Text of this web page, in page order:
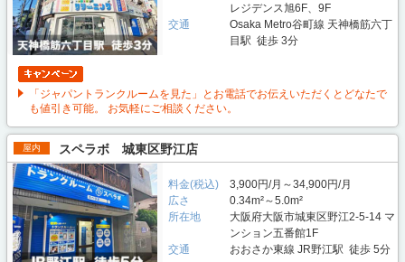
レジデンス旭6F、9F
交通
Osaka Metro谷町線 天神橋筋六丁
目駅 徒歩 3分
「ジャパントランクルームを見た」とお電話でお伝えいただくとどなたで
も値引き可能。 お気軽にご相談ください。
屋内 スペラボ 城東区野江店
料金(税込)
3,900円/月～34,900円/月
広さ
0.34m²～5.0m²
所在地
大阪府大阪市城東区野江2-5-14 マ
ンション五番館1F
交通
おおさか東線 JR野江駅 徒歩 5分